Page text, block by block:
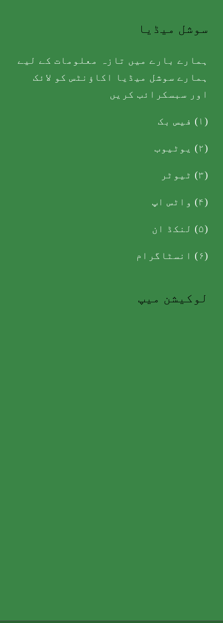
سوشل میڈیا
ہمارے بارے میں تازہ معلومات کے لیے
ہمارے سوشل میڈیا اکاؤنٹس کو لائک
اور سبسکرائب کریں
(۱) فیس بک
(۲) یوٹیوب
(۳) ٹیوٹر
(۴) واٹس اپ
(۵) لنکڈ ان
(۶) انسٹاگرام
لوکیشن میپ